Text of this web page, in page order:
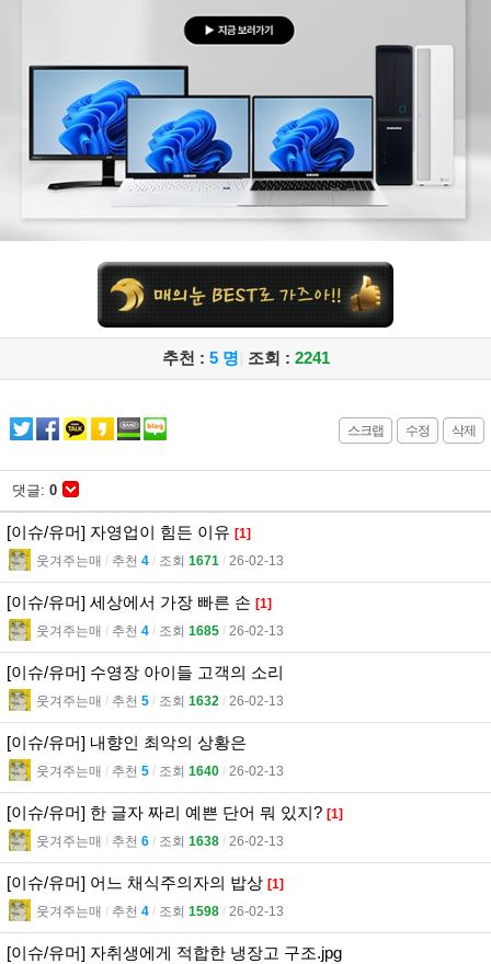
추천 : 5 명 조회 : 2241
스크랩 수정 삭제
댓글: 0
[이슈/유머] 자영업이 힘든 이유 [1]
웃겨주는매 l 추천 4 l 조회 1671 l 26-02-13
[이슈/유머] 세상에서 가장 빠른 손 [1]
웃겨주는매 l 추천 4 l 조회 1685 l 26-02-13
[이슈/유머] 수영장 아이들 고객의 소리
웃겨주는매 l 추천 5 l 조회 1632 l 26-02-13
[이슈/유머] 내향인 최악의 상황은
웃겨주는매 l 추천 5 l 조회 1640 l 26-02-13
[이슈/유머] 한 글자 짜리 예쁜 단어 뭐 있지? [1]
웃겨주는매 l 추천 6 l 조회 1638 l 26-02-13
[이슈/유머] 어느 채식주의자의 밥상 [1]
웃겨주는매 l 추천 4 l 조회 1598 l 26-02-13
[이슈/유머] 자취생에게 적합한 냉장고 구조.jpg